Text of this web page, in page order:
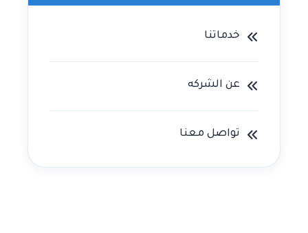
خدماتنا
عن الشركه
تواصل معنا